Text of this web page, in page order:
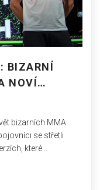
BIZARNÍ
NOVÍ
bizarních MMA
se střetli
které
show.